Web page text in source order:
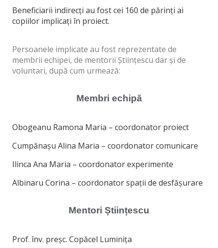
Beneficiarii indirecți au fost cei 160 de părinţi ai
copiilor implicaţi în proiect.
Persoanele implicate au fost reprezentate de
membrii echipei, de mentorii Științescu dar și de
voluntari, după cum urmează:
Membri echipă
Obogeanu Ramona Maria – coordonator proiect
Cumpănașu Alina Maria – coordonator comunicare
Ilinca Ana Maria – coordonator experimente
Albinaru Corina – coordonator spații de desfășurare
Mentori Științescu
Prof. înv. preșc. Copăcel Luminița